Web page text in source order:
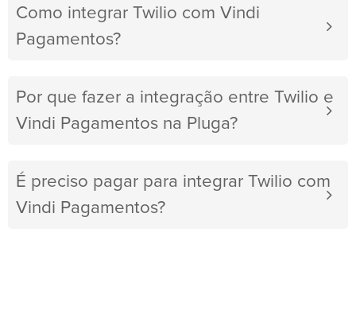
Como integrar Twilio com Vindi
Pagamentos?
Por que fazer a integração entre Twilio e
Vindi Pagamentos na Pluga?
É preciso pagar para integrar Twilio com
Vindi Pagamentos?